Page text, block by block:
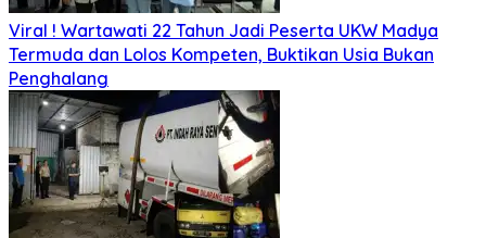
Viral ! Wartawati 22 Tahun Jadi Peserta UKW Madya
Termuda dan Lolos Kompeten, Buktikan Usia Bukan
Penghalang